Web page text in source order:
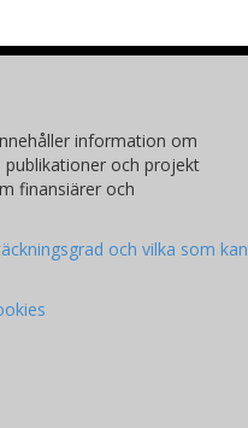
information om
publikationer och projekt
finansiärer och
och vilka som kan